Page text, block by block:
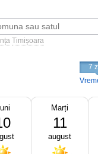
Timișoara
7
Marți
11
august